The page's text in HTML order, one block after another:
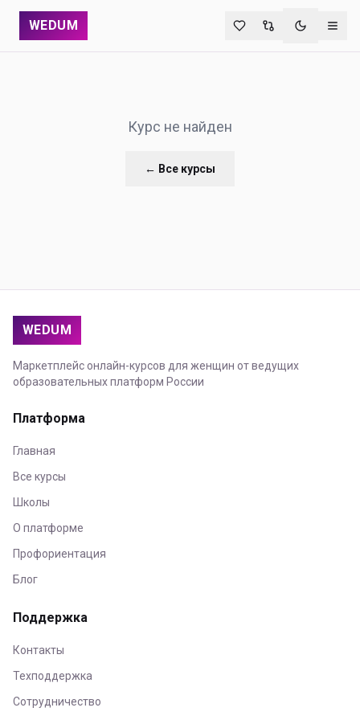
WEDUM
Курс не найден
← Все курсы
WEDUM
Маркетплейс онлайн-курсов для женщин от ведущих
образовательных платформ России
Платформа
Главная
Все курсы
Школы
О платформе
Профориентация
Блог
Поддержка
Контакты
Техподдержка
Сотрудничество